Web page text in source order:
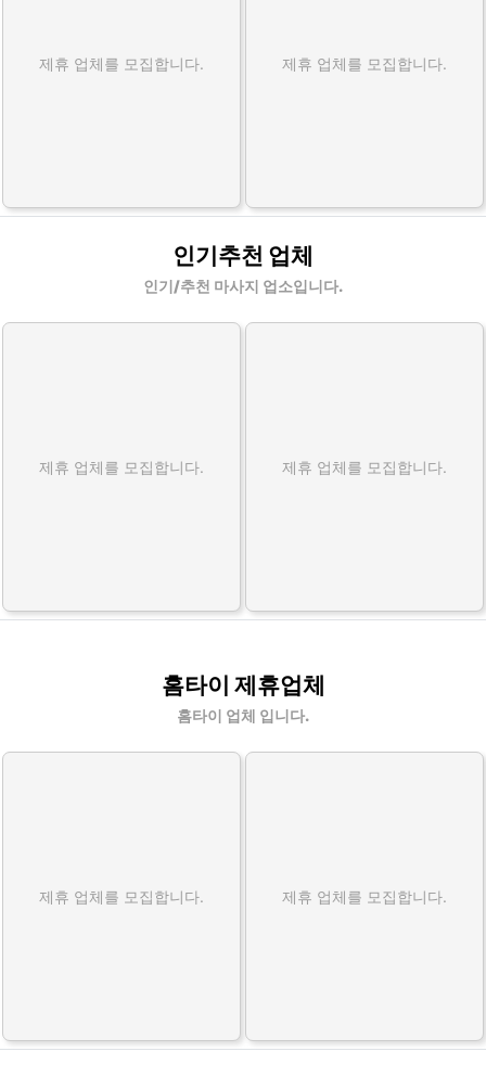
제휴 업체를 모집합니다. 제휴 업체를 모집합니다.
인기추천 업체
인기/추천 마사지 업소입니다.
제휴 업체를 모집합니다. 제휴 업체를 모집합니다.
홈타이 제휴업체
홈타이 업체 입니다.
제휴 업체를 모집합니다. 제휴 업체를 모집합니다.